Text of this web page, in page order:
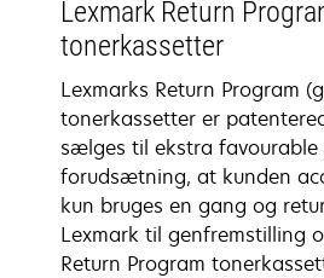
Lexmark Return
tonerkassetter
Lexmarks Return Program
tonerkassetter er
sælges til ekstra favourable
forudsætning, at kunden
kun bruges en gang og
Lexmark til genfremstilling
Return Program